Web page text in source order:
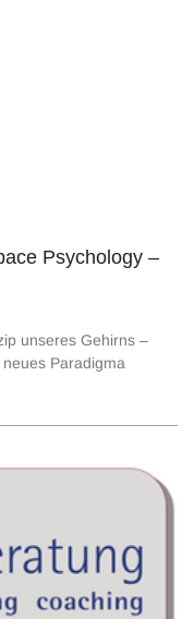
Psychology –
unseres Gehirns –
Paradigma